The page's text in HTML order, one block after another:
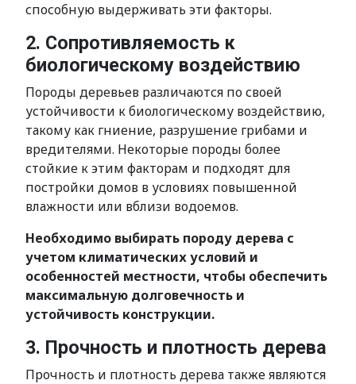
способную выдерживать эти факторы.
2. Сопротивляемость к
биологическому воздействию
Породы деревьев различаются по своей
устойчивости к биологическому воздействию,
такому как гниение, разрушение грибами и
вредителями. Некоторые породы более
стойкие к этим факторам и подходят для
постройки домов в условиях повышенной
влажности или вблизи водоемов.
Необходимо выбирать породу дерева с
учетом климатических условий и
особенностей местности, чтобы обеспечить
максимальную долговечность и
устойчивость конструкции.
3. Прочность и плотность дерева
Прочность и плотность дерева также являются